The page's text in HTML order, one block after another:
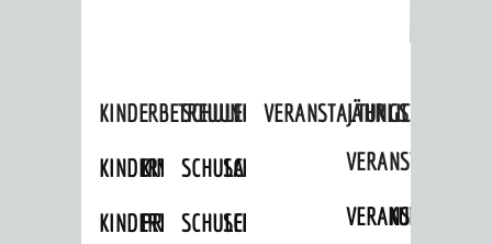
KINDERBETREUUNG
KINDERTAGESPFLEGE
KINDERKRIPPEN
KINDERTAGESSTÄTTEN
PROJEKT
SCHULEN
SCHULARTEN
SCHULVERWALTUNG
SCHULFERIEN
SCHÜLERBEFÖRDERUNG
VERANSTALTUNGSKALENDER
JÄHRLICHE